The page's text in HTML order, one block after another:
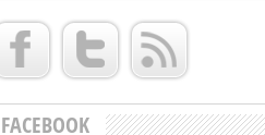
FACEBOOK